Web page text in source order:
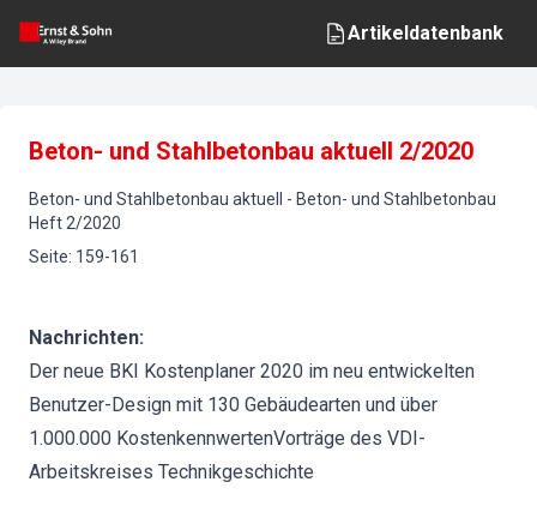
Artikeldatenbank
Beton- und Stahlbetonbau aktuell 2/2020
Beton- und Stahlbetonbau aktuell - Beton- und Stahlbetonbau
Heft 2/2020
Seite: 159-161
Nachrichten:
Der neue BKI Kostenplaner 2020 im neu entwickelten
Benutzer-Design mit 130 Gebäudearten und über
1.000.000 KostenkennwertenVorträge des VDI-
Arbeitskreises Technikgeschichte